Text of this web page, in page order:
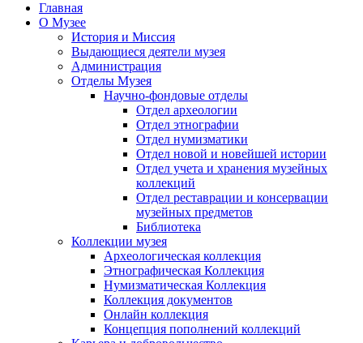
Главная
О Музее
История и Миссия
Выдающиеся деятели музея
Администрация
Отделы Музея
Научно-фондовые отделы
Отдел археологии
Отдел этнографии
Отдел нумизматики
Отдел новой и новейшей истории
Отдел учета и хранения музейных
коллекций
Отдел реставрации и консервации
музейных предметов
Библиотека
Коллекции музея
Археологическая коллекция
Этнографическая Коллекция
Нумизматическая Коллекция
Коллекция документов
Онлайн коллекция
Концепция пополнений коллекций